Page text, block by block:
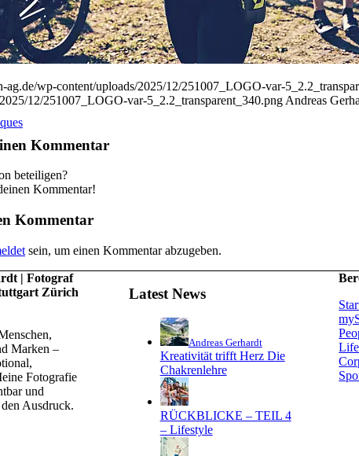
ag.de/wp-content/uploads/2025/12/251007_LOGO-var-
12/251007_LOGO-var-5_2.2_transparent_340.png Andreas
Kommentar
beteiligen?
Kommentar!
Kommentar
sein, um einen Kommentar abzugeben.
| Fotograf
Zürich
Marken –
Fotografie
und
Ausdruck.
Latest News
Andreas Gerhardt
Kreativität trifft Herz Die
Chakrenlehre
RÜCKBLICKE – TEIL 4
– Lifestyle